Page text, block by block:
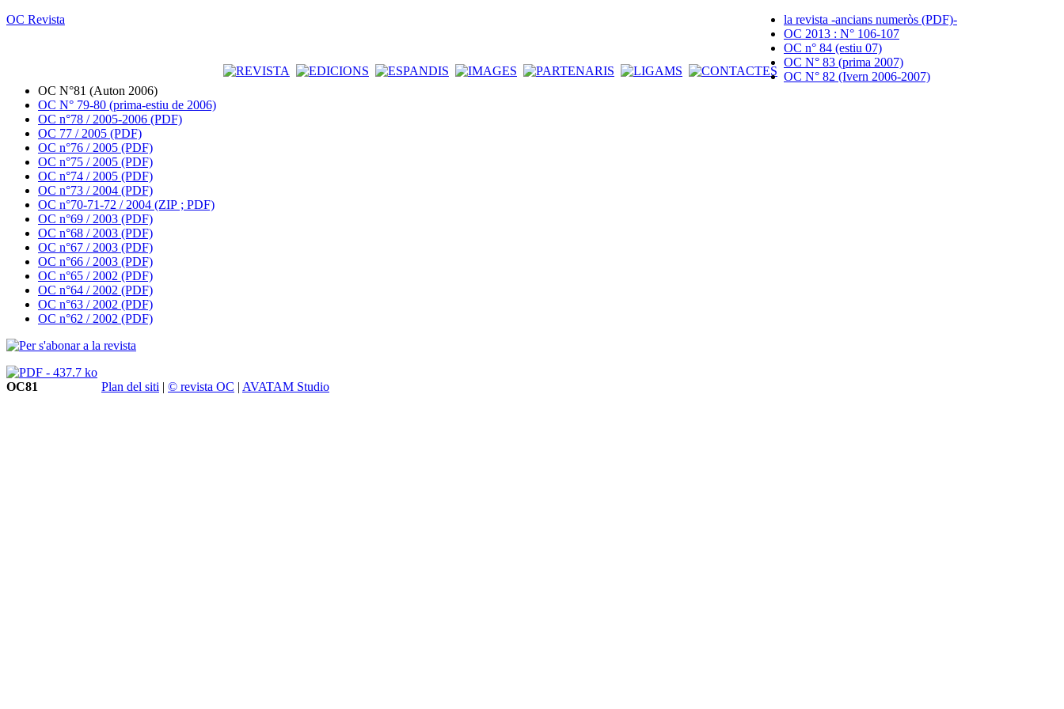
OC Revista
la revista -ancians numeròs (PDF)-
OC 2013 : N° 106-107
OC n° 84 (estiu 07)
OC N° 83 (prima 2007)
OC N° 82 (Ivern 2006-2007)
OC N°81 (Auton 2006)
OC N° 79-80 (prima-estiu de 2006)
OC n°78 / 2005-2006 (PDF)
OC 77 / 2005 (PDF)
OC n°76 / 2005 (PDF)
OC n°75 / 2005 (PDF)
OC n°74 / 2005 (PDF)
OC n°73 / 2004 (PDF)
OC n°70-71-72 / 2004 (ZIP ; PDF)
OC n°69 / 2003 (PDF)
OC n°68 / 2003 (PDF)
OC n°67 / 2003 (PDF)
OC n°66 / 2003 (PDF)
OC n°65 / 2002 (PDF)
OC n°64 / 2002 (PDF)
OC n°63 / 2002 (PDF)
OC n°62 / 2002 (PDF)
OC81 Plan del siti | © revista OC | AVATAM Studio